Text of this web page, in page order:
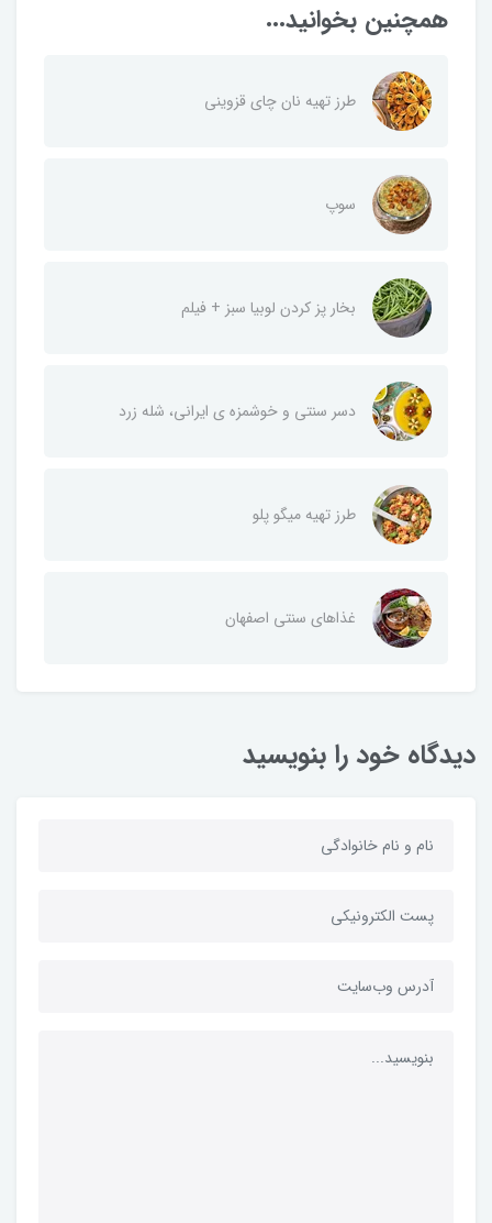
همچنین بخوانید...
طرز تهیه نان چای قزوینی
سوپ
بخار پز کردن لوبیا سبز + فیلم
دسر سنتی و خوشمزه ی ایرانی، شله زرد
طرز تهیه میگو پلو
غذاهای سنتی اصفهان
دیدگاه خود را بنویسید